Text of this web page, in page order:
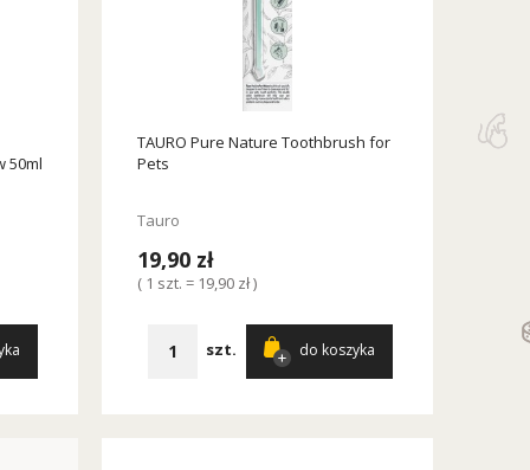
50ml
TAURO Pure Nature Toothbrush for
Pets
Tauro
19,90 zł
( 1 szt. = 19,90 zł )
szt. do koszyka